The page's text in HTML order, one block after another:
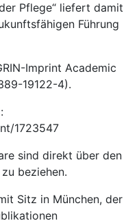
Pflege“ liefert damit
Führung
Imprint Academic
19122-4).
1723547
sind direkt über den
beziehen.
Sitz in München, der